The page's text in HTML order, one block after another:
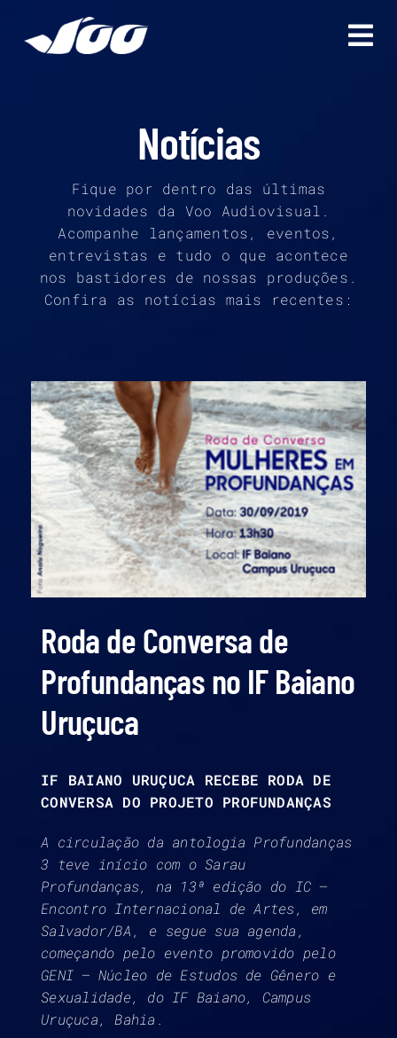
para
Notícias
Fique por dentro das últimas
novidades da Voo Audiovisual.
Acompanhe lançamentos, eventos,
entrevistas e tudo o que acontece
nos bastidores de nossas produções.
Confira as notícias mais recentes:
Roda de Conversa de
Profundanças no IF Baiano
Uruçuca
IF BAIANO URUÇUCA RECEBE RODA DE
CONVERSA DO PROJETO PROFUNDANÇAS
A circulação da antologia Profundanças
3 teve início com o Sarau
Profundanças, na 13ª edição do IC –
Encontro Internacional de Artes, em
Salvador/BA , e segue sua agenda,
começando pelo evento promovido pelo
GENI – Núcleo de Estudos de Gênero e
Sexualidade, do IF Baiano, Campus
Uruçuca, Bahia.